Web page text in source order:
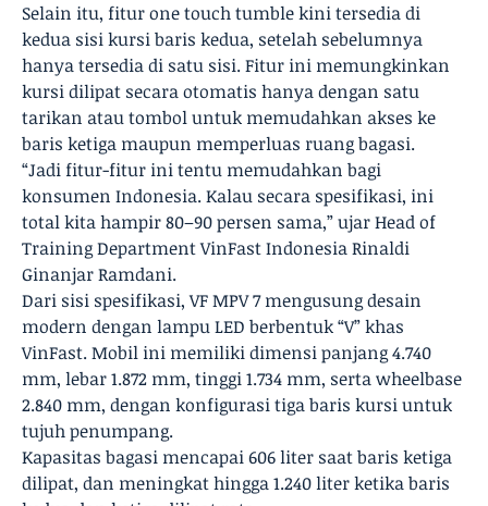
Selain itu, fitur one touch tumble kini tersedia di
kedua sisi kursi baris kedua, setelah sebelumnya
hanya tersedia di satu sisi. Fitur ini memungkinkan
kursi dilipat secara otomatis hanya dengan satu
tarikan atau tombol untuk memudahkan akses ke
baris ketiga maupun memperluas ruang bagasi.
“Jadi fitur-fitur ini tentu memudahkan bagi
konsumen Indonesia. Kalau secara spesifikasi, ini
total kita hampir 80–90 persen sama,” ujar Head of
Training Department VinFast Indonesia Rinaldi
Ginanjar Ramdani.
Dari sisi spesifikasi, VF MPV 7 mengusung desain
modern dengan lampu LED berbentuk “V” khas
VinFast. Mobil ini memiliki dimensi panjang 4.740
mm, lebar 1.872 mm, tinggi 1.734 mm, serta wheelbase
2.840 mm, dengan konfigurasi tiga baris kursi untuk
tujuh penumpang.
Kapasitas bagasi mencapai 606 liter saat baris ketiga
dilipat, dan meningkat hingga 1.240 liter ketika baris